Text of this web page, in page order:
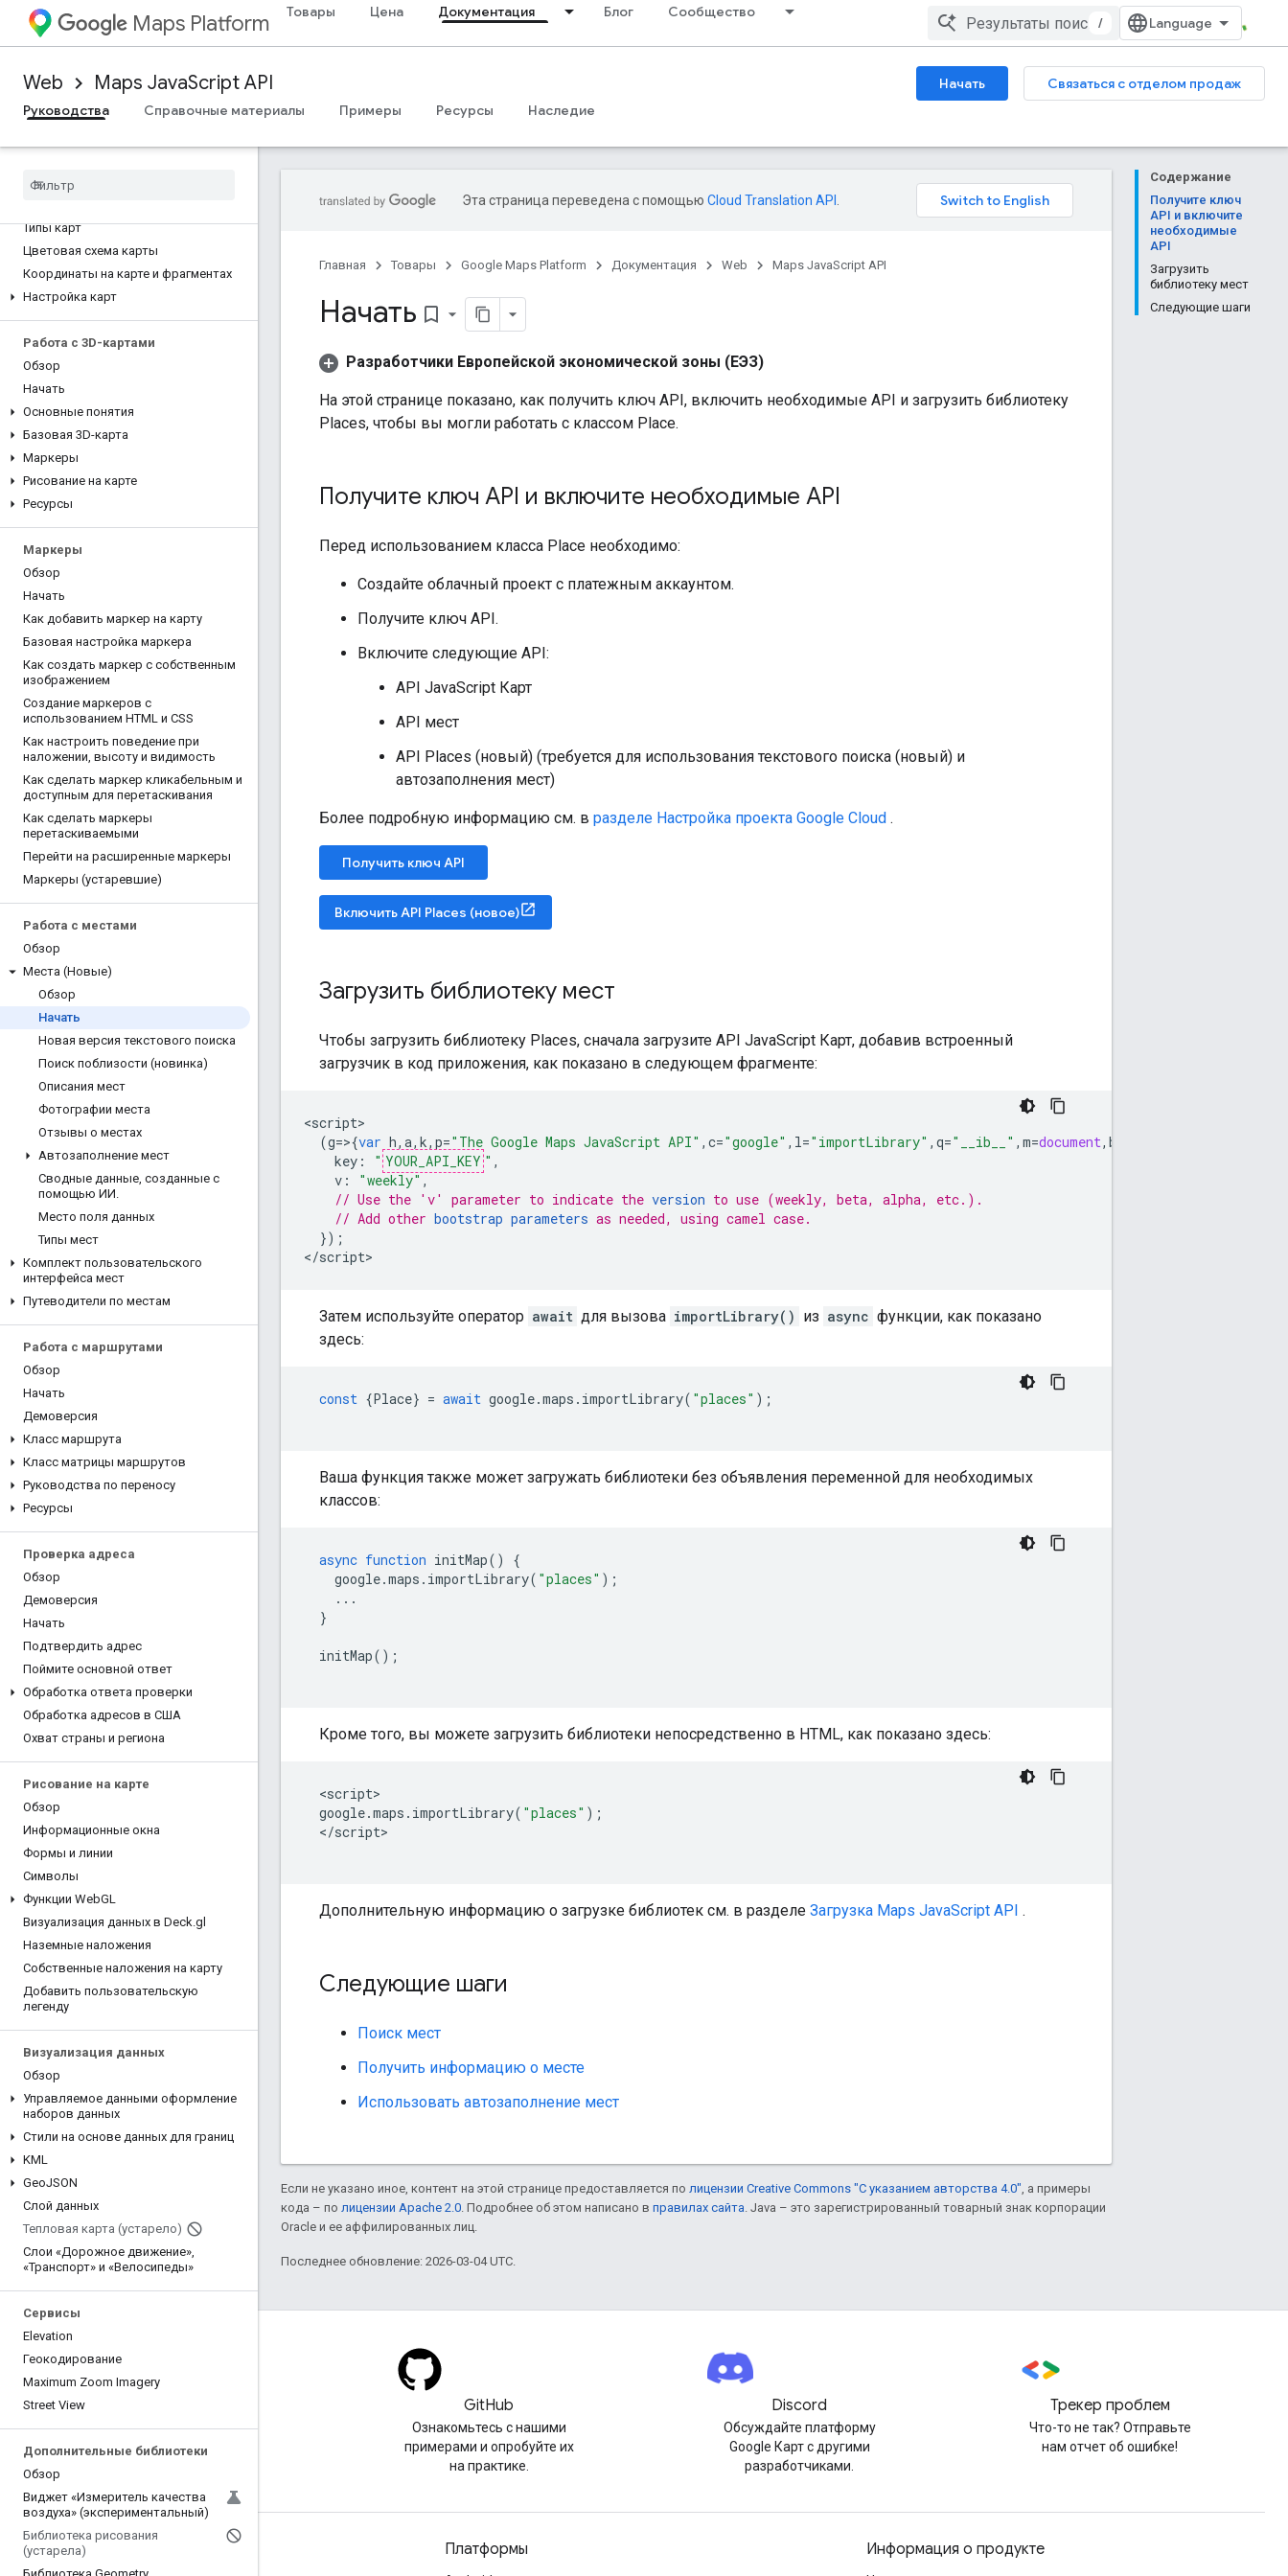
Maps Platform Товары Цена Документация Блог Сообщество
/
Web Maps JavaScript API Начать
Связаться с отделом продаж
Руководства
Справочные материалы Примеры Ресурсы Наследие
Базовая карта
страницу
Карта событий
Управление масштабом и
Тип рендеринга (растровый и
Типы карт
Цветовая схема карты
Координаты на карте и фрагментах
Настройка карт
Работа с 3D-картами
Обзор
Начать
Основные понятия
Базовая 3D-карта
Маркеры
Рисование на карте
Ресурсы
Маркеры
Обзор
Начать
Как добавить маркер на карту
Базовая настройка маркера
Как создать маркер с собственным
изображением
Создание маркеров с
использованием HTML и CSS
Как настроить поведение при
наложении, высоту и видимость
Как сделать маркер кликабельным и
доступным для перетаскивания
Как сделать маркеры
перетаскиваемыми
Перейти на расширенные маркеры
Маркеры (устаревшие)
Работа с местами
Обзор
Места (Новые)
Обзор
Начать
Новая версия текстового поиска
Поиск поблизости (новинка)
Описания мест
Фотографии места
Отзывы о местах
Автозаполнение мест
Сводные данные, созданные с
помощью ИИ.
Место поля данных
Типы мест
Комплект пользовательского
интерфейса мест
Путеводители по местам
Работа с маршрутами
Обзор
Начать
Демоверсия
Класс маршрута
Класс матрицы маршрутов
Руководства по переносу
Ресурсы
Проверка адреса
Обзор
Демоверсия
Начать
Подтвердить адрес
Поймите основной ответ
Обработка ответа проверки
Обработка адресов в США
Охват страны и региона
Рисование на карте
Обзор
Информационные окна
Формы и линии
Символы
Функции WebGL
Визуализация данных в Deck.gl
Наземные наложения
Собственные наложения на карту
Добавить пользовательскую
легенду
Визуализация данных
Обзор
Управляемое данными оформление
наборов данных
Стили на основе данных для границ
KML
GeoJSON
Слой данных
Тепловая карта (устарело)
Слои «Дорожное движение»,
«Транспорт» и «Велосипеды»
Сервисы
Elevation
Геокодирование
Maximum Zoom Imagery
Street View
Дополнительные библиотеки
Обзор
Виджет «Измеритель качества
воздуха» (экспериментальный)
Библиотека рисования
(устарела)
Содержание
Получите ключ
API и включите
необходимые
API
Загрузить
библиотеку мест
Следующие шаги
Эта страница переведена с помощью Cloud Translation API
Главная Товары Google Maps Platform Документация Web Maps JavaScript API
Начать bookmark_border
Разработчики Европейской экономической зоны (ЕЭЗ)
На этой странице показано, как получить ключ API, включить необходимые API и загрузить библиотеку
Places, чтобы вы могли работать с классом Place.
Получите ключ API и включите необходимые API
Перед использованием класса Place необходимо:
Создайте облачный проект с платежным аккаунтом.
Получите ключ API.
Включите следующие API:
API JavaScript Карт
API мест
API Places (новый) (требуется для использования текстового поиска (новый) и
автозаполнения мест)
Более подробную информацию см. в разделе Настройка проекта Google Cloud .
Получить ключ API
Включить API Places (новое)
Загрузить библиотеку мест
Чтобы загрузить библиотеку Places, сначала загрузите API JavaScript Карт, добавив встроенный
загрузчик в код приложения, как показано в следующем фрагменте:
<script
(g=>{var h, a, k, p="The Google Maps JavaScript API" , c="google" , l="importLibrary" , q="__ib__" , m=document, b
key : " YOUR_API_KEY " ,
v : "weekly" ,
// Use the 'v' parameter to indicate the version to use (weekly, beta, alpha, etc.).
// Add other bootstrap parameters as needed, using camel case.
});
</script>
Затем используйте оператор await для вызова importLibrary() из async функции, как показано
здесь:
const {Place} = await google.maps . importLibrary( "places" );
Ваша функция также может загружать библиотеки без объявления переменной для необходимых
классов:
async function initMap()
{
google.maps . importLibrary( "places" );
...
}
initMap();
Кроме того, вы можете загрузить библиотеки непосредственно в HTML, как показано здесь:
<script
google.maps . importLibrary( "places" );
</script
Дополнительную информацию о загрузке библиотек см. в разделе Загрузка Maps JavaScript API .
Следующие шаги
Поиск мест
Получить информацию о месте
Использовать автозаполнение мест
Если не указано иное, контент на этой странице предоставляется по лицензии Creative Commons "С указанием авторства 4.0" , а примеры
кода – по лицензии Apache 2.0 . Подробнее об этом написано в правилах сайта . Java – это зарегистрированный товарный знак корпорации
Oracle и ее аффилированных лиц.
Последнее обновление: 2026-03-04 UTC.
Задайте вопрос с тегом
google-maps.
GitHub
Ознакомьтесь с нашими
примерами и опробуйте их
на практике.
Discord
Обсуждайте платформу
Google Карт с другими
разработчиками.
Трекер проблем
Что-то не так? Отправьте
нам отчет об ошибке!
Подробнее Платформы Информация о продукте